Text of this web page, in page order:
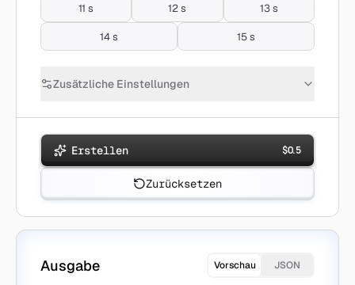
11 s 12 s 13 s
14 s 15 s
Zusätzliche Einstellungen
Erstellen $0.5
Zurücksetzen
Ausgabe Vorschau JSON